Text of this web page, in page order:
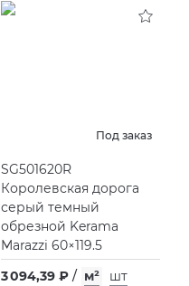
Под заказ
SG501620R
Королевская дорога
серый темный
обрезной Kerama
Marazzi 60×119.5
3 094,39 ₽ / м²
шт